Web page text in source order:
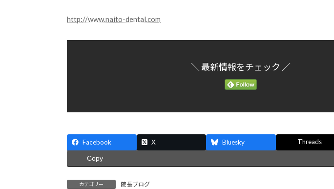
http://www.naito-dental.com
＼ 最新情報をチェック ／
Facebook X Bluesky Threads
Copy
カテゴリー 院長ブログ